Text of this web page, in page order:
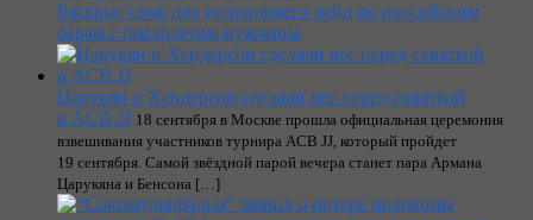
Раскрыт срок для устроившего рейд по российским
барам с пистолетом мужчины
Царукян и Хендерсон сделали вес перед схваткой
в ACB JJ 18 сентября в Москве прошла официальная церемония
взвешивания участников турнира ACB JJ, который пройдет
19 сентября. Самой звёздной парой вечера станет пара Армана
Царукяна и Бенсона […]